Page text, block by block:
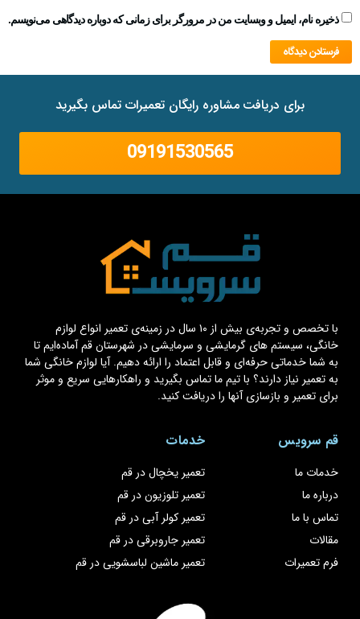
ذخیره نام، ایمیل و وبسایت من در مرورگر برای زمانی که دوباره دیدگاهی می‌نویسم.
برای دریافت مشاوره رایگان تعمیرات تماس بگیرید
09191530565
با تخصص و تجربه‌ی بیش از ۱۰ سال در زمینه‌ی تعمیر انواع لوازم
خانگی، سیستم های گرمایشی و سرمایشی در شهرستان قم آماده‌ایم تا
به شما خدماتی حرفه‌ای و قابل اعتماد را ارائه دهیم. آیا لوازم خانگی شما
به تعمیر نیاز دارند؟ با تیم ما تماس بگیرید و راهکارهایی سریع و موثر
برای تعمیر و بازسازی آنها را دریافت کنید.
قم سرویس
خدمات ما
درباره ما
تماس با ما
مقالات
فرم تعمیرات
خدمات
تعمیر یخچال در قم
تعمیر تلوزیون در قم
تعمیر کولر آبی در قم
تعمیر جاروبرقی در قم
تعمیر ماشین لباسشویی در قم